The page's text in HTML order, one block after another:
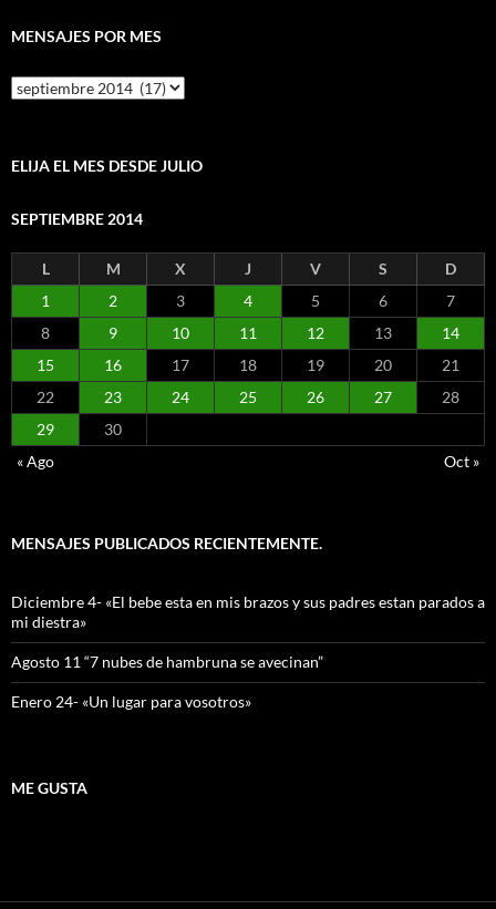
MENSAJES POR MES
Mensajes
por
ELIJA EL MES DESDE JULIO
SEPTIEMBRE 2014
L M X J V S
D
1
2 3 4 5 6
7
8
9 10 11 12 13
14
15
16 17 18 19 20
21
22
23 24 25 26 27
28
29
30
« Ago
Oct »
MENSAJES PUBLICADOS RECIENTEMENTE.
Diciembre 4- «El bebe esta en mis brazos y sus padres estan parados a
mi diestra»
Agosto 11 “7 nubes de hambruna se avecinan”
Enero 24- «Un lugar para vosotros»
ME GUSTA